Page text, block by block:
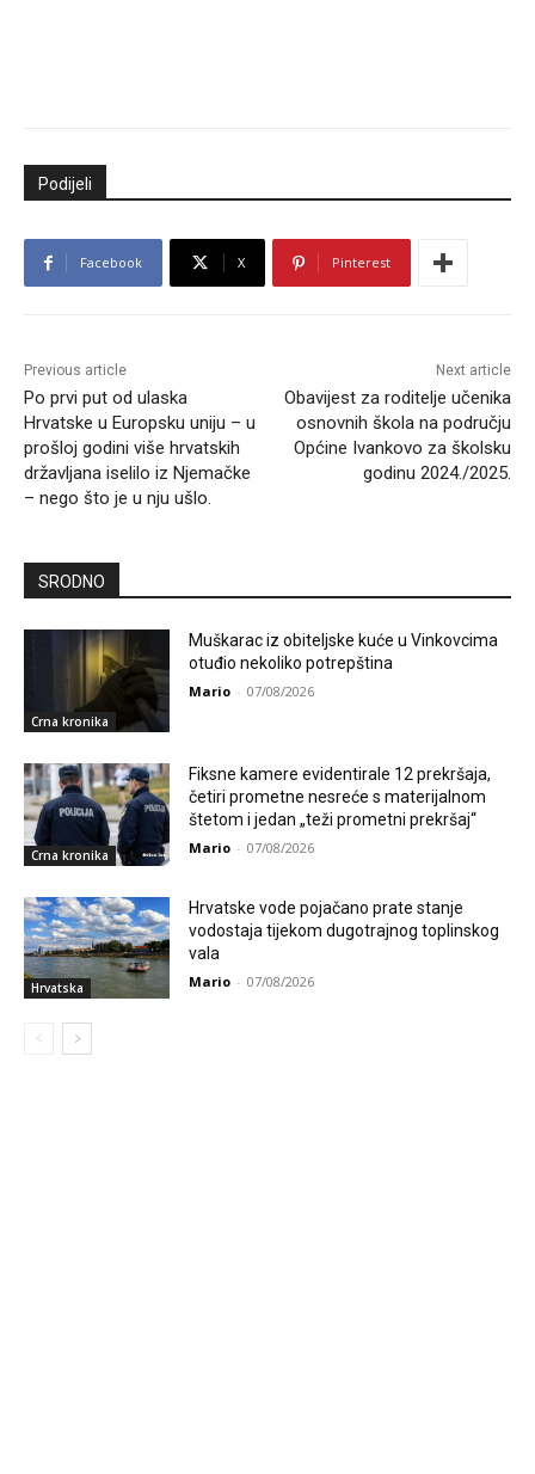
Podijeli
Facebook X Pinterest
Previous article
Po prvi put od ulaska
Hrvatske u Europsku uniju – u
prošloj godini više hrvatskih
državljana iselilo iz Njemačke
– nego što je u nju ušlo.
Next article
Obavijest za roditelje učenika
osnovnih škola na području
Općine Ivankovo za školsku
godinu 2024./2025.
SRODNO
Crna kronika
Muškarac iz obiteljske kuće u Vinkovcima
otuđio nekoliko potrepština
Mario - 07/08/2026
Crna kronika
Fiksne kamere evidentirale 12 prekršaja,
četiri prometne nesreće s materijalnom
štetom i jedan „teži prometni prekršaj“
Mario - 07/08/2026
Hrvatska
Hrvatske vode pojačano prate stanje
vodostaja tijekom dugotrajnog toplinskog
vala
Mario - 07/08/2026